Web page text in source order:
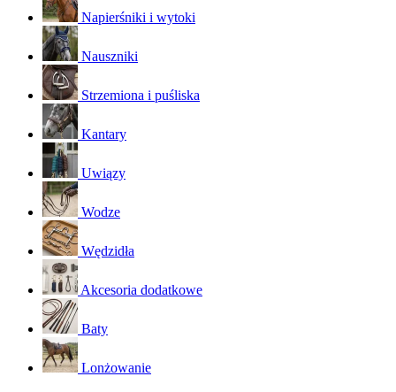
Napierśniki i wytoki
Nauszniki
Strzemiona i puśliska
Kantary
Uwiązy
Wodze
Wędzidła
Akcesoria dodatkowe
Baty
Lonżowanie